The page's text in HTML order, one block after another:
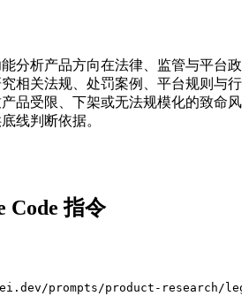
能分析产品方向在法律、监管与平台政
相关法规、处罚案例、平台规则与行
品受限、下架或无法规模化的致命风
线判断依据。
Code 指令
prompts/product-research/